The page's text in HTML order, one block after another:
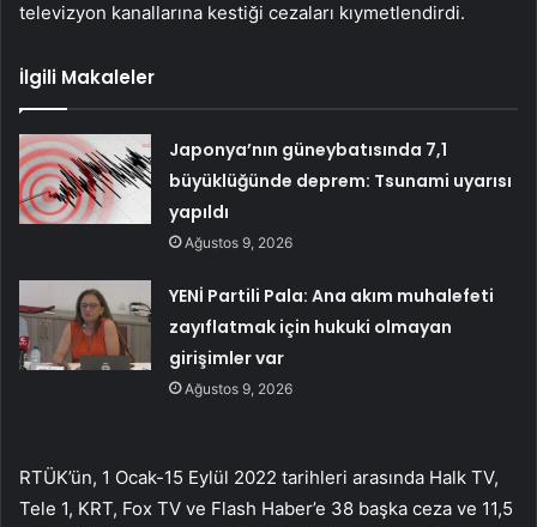
televizyon kanallarına kestiği cezaları kıymetlendirdi.
İlgili Makaleler
Japonya’nın güneybatısında 7,1
büyüklüğünde deprem: Tsunami uyarısı
yapıldı
Ağustos 9, 2026
YENİ Partili Pala: Ana akım muhalefeti
zayıflatmak için hukuki olmayan
girişimler var
Ağustos 9, 2026
RTÜK’ün, 1 Ocak-15 Eylül 2022 tarihleri arasında Halk TV,
Tele 1, KRT, Fox TV ve Flash Haber’e 38 başka ceza ve 11,5